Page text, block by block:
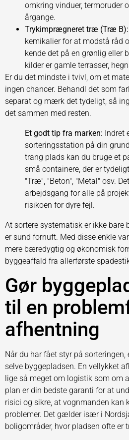
omkring vinduer, termoruder
årgange.
Trykimprægneret træ (Træ B):
kemikalier for at modstå råd
kende det på en grønlig eller
kilder er gamle terrasser,
Er du det mindste i tvivl, om et
ingen chancer. Behandl det som
separat og mærk det tydeligt, så
det sammen med resten.
Et godt tip fra marken: Indret
sorteringsstation på din
trang plads kan du bruge et
små containere, der er
"Træ", "Beton", "Metal" osv.
arbejdsgang for alle på
risikoen for dyre fejl.
At sortere systematisk er ikke bare
er sund fornuft. Med disse enkle
mere bæredygtig og økonomisk
byggeaffald fra allerførste
Gør
til en
afhentning
Når du har fået styr på
selve byggepladsen. En vellykket
lige så meget om logistik som om
plan er din bedste garanti for at
risici og sikre, at vognmanden kan
problemer. Det gælder især i
boligområder, hvor pladsen ofte er